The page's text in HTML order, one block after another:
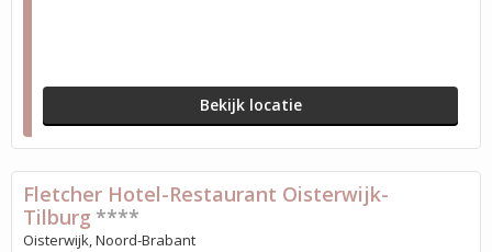
Bekijk locatie
Fletcher Hotel-Restaurant Oisterwijk-
Tilburg ****
Oisterwijk, Noord-Brabant